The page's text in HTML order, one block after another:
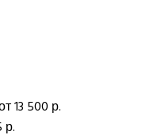
13 500 р.
р.